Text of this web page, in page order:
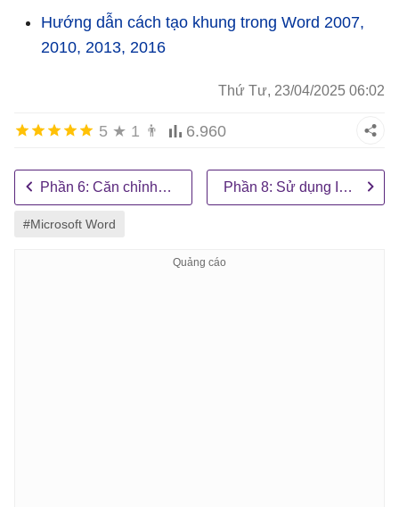
Hướng dẫn cách tạo khung trong Word 2007,
2010, 2013, 2016
Thứ Tư, 23/04/2025 06:02
5 ★ 1 👨 6.960
Phần 6: Căn chỉnh bố cục trang Phần 8: Sử dụng Indents và Tabs
#Microsoft Word